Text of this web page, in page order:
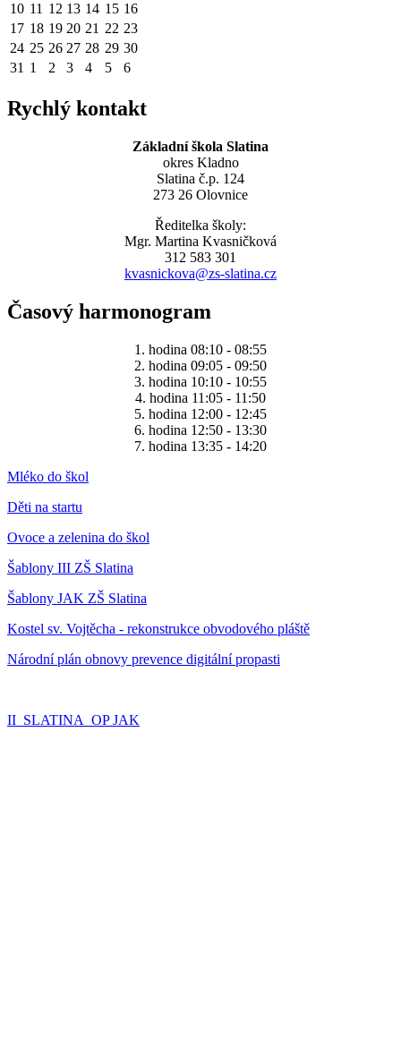
10 11 12 13 14 15 16
17 18 19 20 21 22 23
24 25 26 27 28 29 30
31 1 2 3 4 5 6
Rychlý kontakt
Základní škola Slatina
okres Kladno
Slatina č.p. 124
273 26 Olovnice
Ředitelka školy:
Mgr. Martina Kvasničková
312 583 301
kvasnickova@zs-slatina.cz
Časový harmonogram
1. hodina 08:10 - 08:55
2. hodina 09:05 - 09:50
3. hodina 10:10 - 10:55
4. hodina 11:05 - 11:50
5. hodina 12:00 - 12:45
6. hodina 12:50 - 13:30
7. hodina 13:35 - 14:20
Mléko do škol
Děti na startu
Ovoce a zelenina do škol
Šablony III ZŠ Slatina
Šablony JAK ZŠ Slatina
Kostel sv. Vojtěcha - rekonstrukce obvodového pláště
Národní plán obnovy prevence digitální propasti
II_SLATINA_OP JAK